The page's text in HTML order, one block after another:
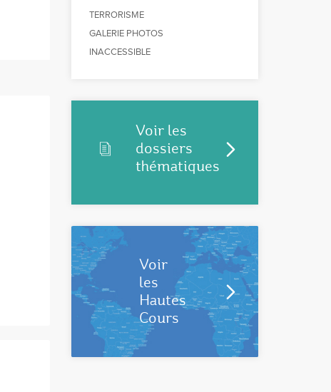
TERRORISME
GALERIE PHOTOS
INACCESSIBLE
Voir les
dossiers
thématiques
Voir
les
Hautes
Cours